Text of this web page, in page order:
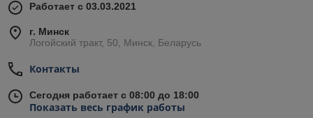
Работает с 03.03.2021
г. Минск
Логойский тракт, 50, Минск, Беларусь
Контакты
Сегодня работает с 08:00 до 18:00
Показать весь график работы